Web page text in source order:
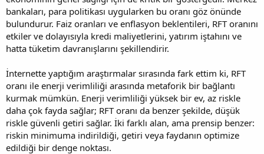
bankaları, para politikası uygularken bu oranı göz önünde
bulundurur. Faiz oranları ve enflasyon beklentileri, RFT oranını
etkiler ve dolayısıyla kredi maliyetlerini, yatırım iştahını ve
hatta tüketim davranışlarını şekillendirir.
İnternette yaptığım araştırmalar sırasında fark ettim ki, RFT
oranı ile enerji verimliliği arasında metaforik bir bağlantı
kurmak mümkün. Enerji verimliliği yüksek bir ev, az riskle
daha çok fayda sağlar; RFT oranı da benzer şekilde, düşük
riskle güvenli getiri sağlar. İki farklı alan, ama prensip benzer:
riskin minimuma indirildiği, getiri veya faydanın optimize
edildiği bir denge noktası.